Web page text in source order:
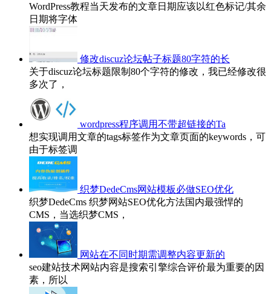
WordPress教程当天发布的文章日期应该以红色标记/其余
日期将字体
修改discuz论坛帖子标题80字符的长
关于discuz论坛标题限制80个字符的修改，我已经修改很
多次了，
wordpress程序调用不带超链接的Ta
想实现调用文章的tags标签作为文章页面的keywords，可
由于标签调
织梦DedeCms网站模板必做SEO优化
织梦DedeCms 织梦网站SEO优化方法国内最强悍的
CMS，当选织梦CMS，
网站在不同时期需调整内容更新的
seo建站技术网站内容是搜索引擎综合评价最为重要的因
素，所以